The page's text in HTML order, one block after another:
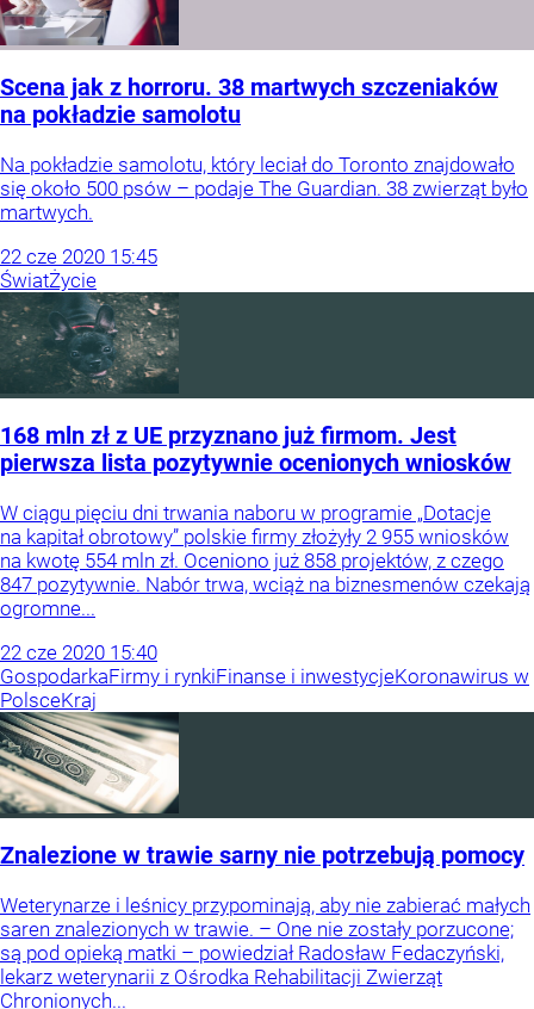
Scena jak z horroru. 38 martwych szczeniaków
na pokładzie samolotu
Na pokładzie samolotu, który leciał do Toronto znajdowało
się około 500 psów – podaje The Guardian. 38 zwierząt było
martwych.
22 cze 2020 15:45
ŚwiatŻycie
168 mln zł z UE przyznano już firmom. Jest
pierwsza lista pozytywnie ocenionych wniosków
W ciągu pięciu dni trwania naboru w programie „Dotacje
na kapitał obrotowy” polskie firmy złożyły 2 955 wniosków
na kwotę 554 mln zł. Oceniono już 858 projektów, z czego
847 pozytywnie. Nabór trwa, wciąż na biznesmenów czekają
ogromne...
22 cze 2020 15:40
GospodarkaFirmy i rynkiFinanse i inwestycjeKoronawirus w
PolsceKraj
Znalezione w trawie sarny nie potrzebują pomocy
Weterynarze i leśnicy przypominają, aby nie zabierać małych
saren znalezionych w trawie. – One nie zostały porzucone;
są pod opieką matki – powiedział Radosław Fedaczyński,
lekarz weterynarii z Ośrodka Rehabilitacji Zwierząt
Chronionych...